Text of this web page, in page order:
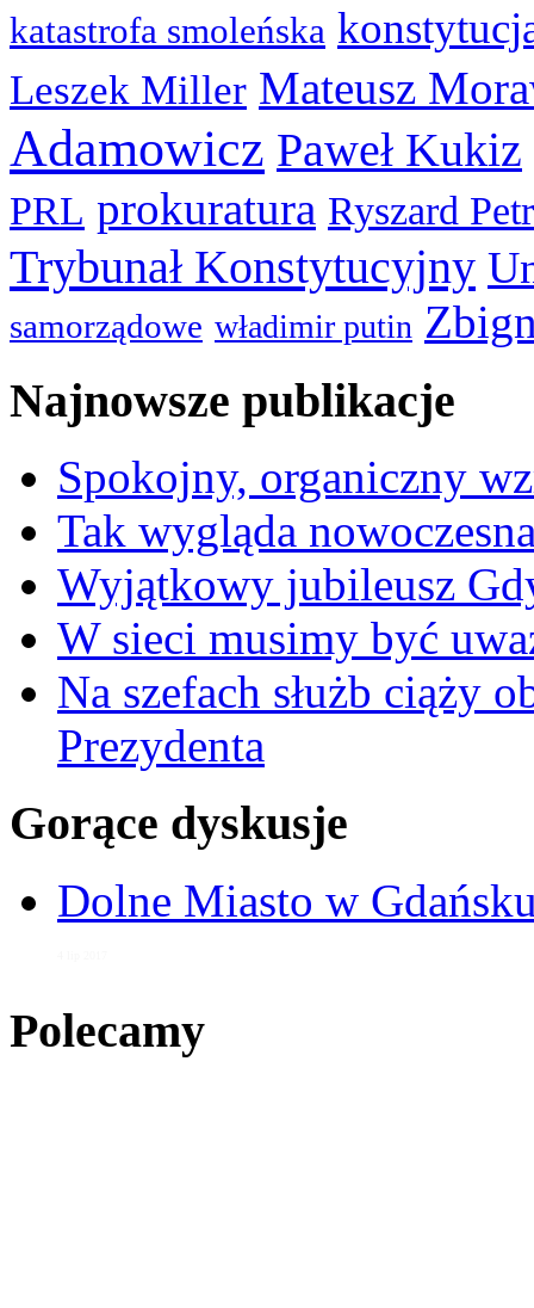
katastrofa smoleńska
Leszek Miller Mateusz
Adamowicz Paweł Kukiz
PRL prokuratura Ryszard
Trybunał Konstytucyjny
samorządowe władimir putin
Najnowsze publikacje
Spokojny, organiczny
Tak wygląda
Wyjątkowy jubileusz
W sieci musimy być
Na szefach służb ciąży
Prezydenta
Gorące dyskusje
Dolne Miasto w
Polecamy